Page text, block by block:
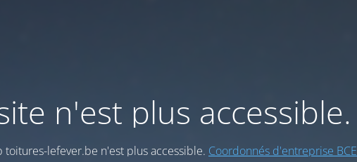
n'est plus accessible.
toitures-lefever.be n'est plus accessible. Coordonnés d'entreprise BCE